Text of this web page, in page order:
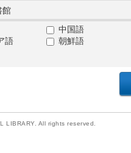
館
中国語
語
朝鮮語
LIBRARY. All rights reserved.